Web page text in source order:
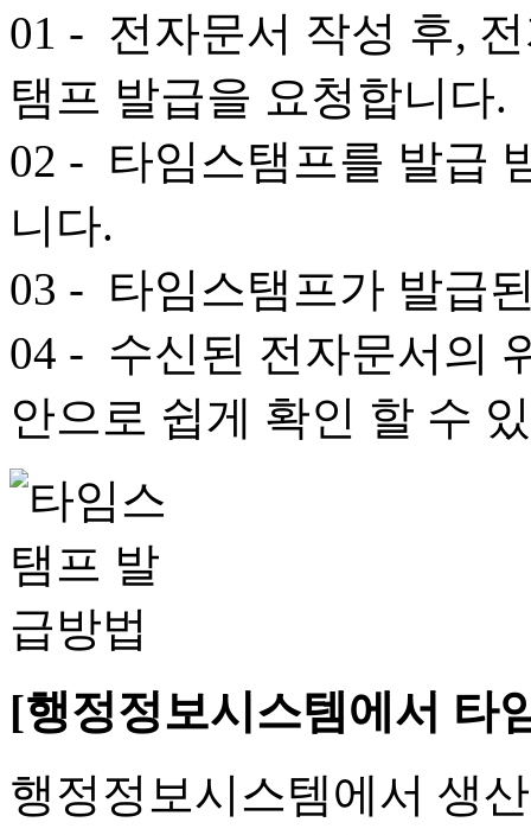
01 - 전자문서 작성 후,
탬프 발급을 요청합니다.
02 - 타임스탬프를 발급
니다.
03 - 타임스탬프가 발급
04 - 수신된 전자문서의
안으로 쉽게 확인 할 수
[행정정보시스템에서 타
행정정보시스템에서 생